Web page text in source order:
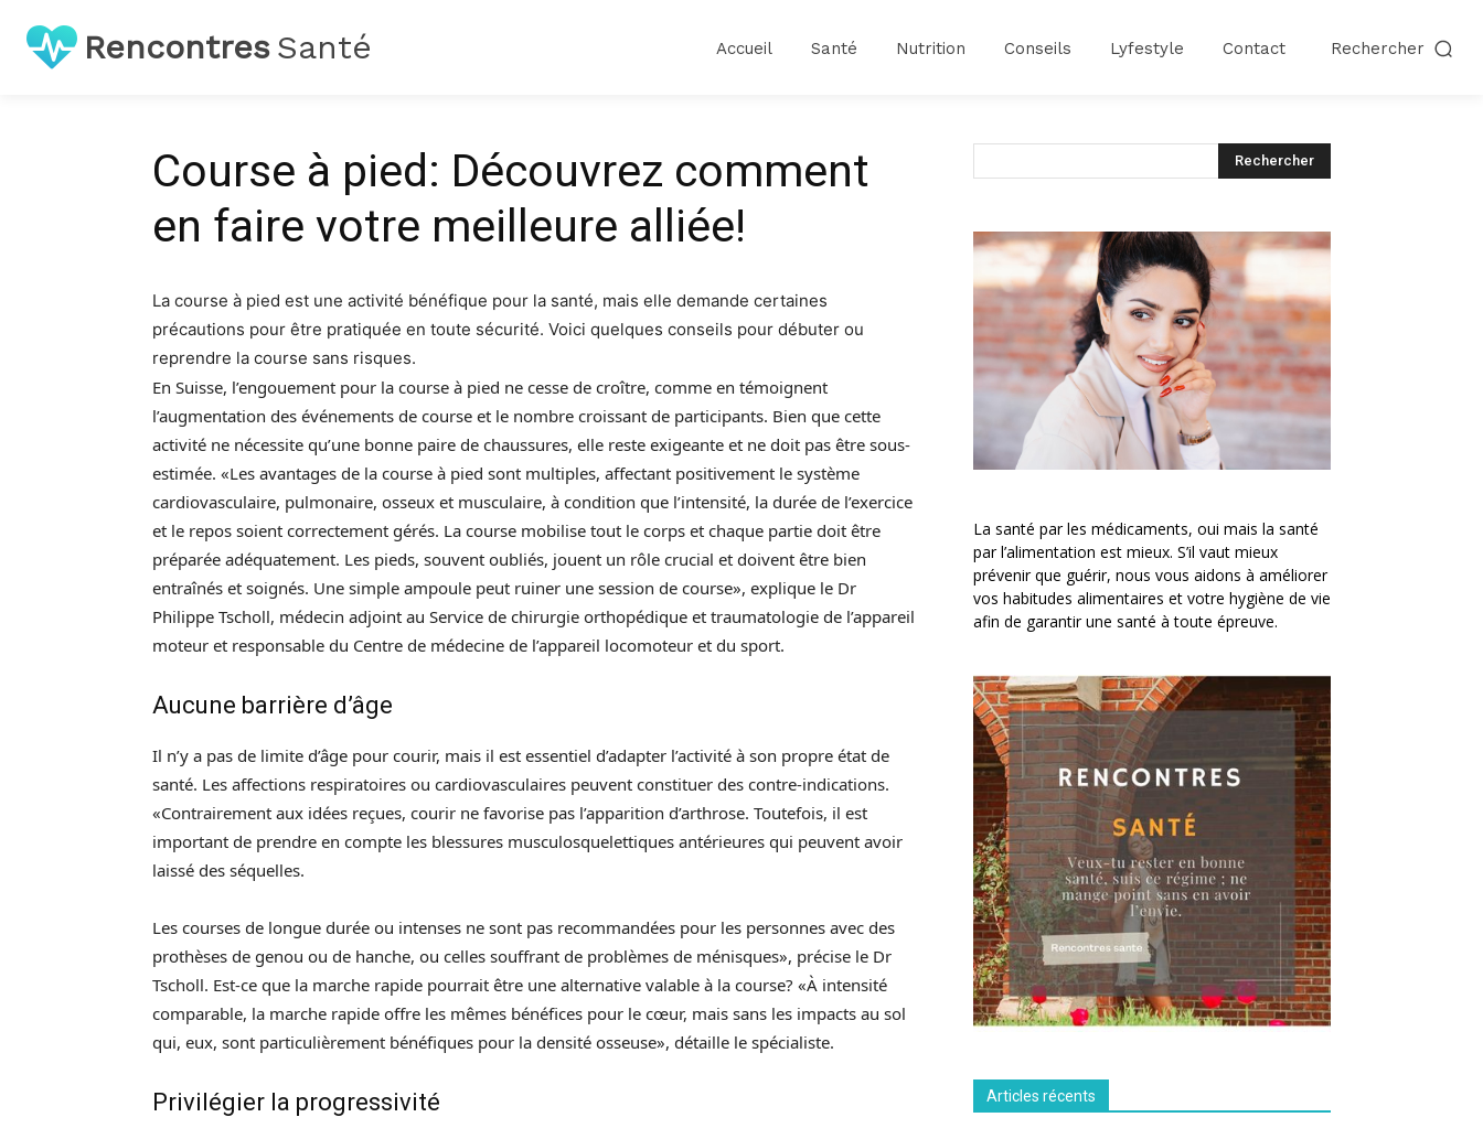
Rencontres Santé Accueil Santé Nutrition Conseils Lyfestyle Contact Rechercher
Course à pied: Découvrez comment
en faire votre meilleure alliée!
La course à pied est une activité bénéfique pour la santé, mais elle demande certaines
précautions pour être pratiquée en toute sécurité. Voici quelques conseils pour débuter ou
reprendre la course sans risques.
En Suisse, l’engouement pour la course à pied ne cesse de croître, comme en témoignent
l’augmentation des événements de course et le nombre croissant de participants. Bien que cette
activité ne nécessite qu’une bonne paire de chaussures, elle reste exigeante et ne doit pas être sous-
estimée. «Les avantages de la course à pied sont multiples, affectant positivement le système
cardiovasculaire, pulmonaire, osseux et musculaire, à condition que l’intensité, la durée de l’exercice
et le repos soient correctement gérés. La course mobilise tout le corps et chaque partie doit être
préparée adéquatement. Les pieds, souvent oubliés, jouent un rôle crucial et doivent être bien
entraînés et soignés. Une simple ampoule peut ruiner une session de course», explique le Dr
Philippe Tscholl, médecin adjoint au Service de chirurgie orthopédique et traumatologie de l’appareil
moteur et responsable du Centre de médecine de l’appareil locomoteur et du sport.
Aucune barrière d’âge
Il n’y a pas de limite d’âge pour courir, mais il est essentiel d’adapter l’activité à son propre état de
santé. Les affections respiratoires ou cardiovasculaires peuvent constituer des contre-indications.
«Contrairement aux idées reçues, courir ne favorise pas l’apparition d’arthrose. Toutefois, il est
important de prendre en compte les blessures musculosquelettiques antérieures qui peuvent avoir
laissé des séquelles.
Les courses de longue durée ou intenses ne sont pas recommandées pour les personnes avec des
prothèses de genou ou de hanche, ou celles souffrant de problèmes de ménisques», précise le Dr
Tscholl. Est-ce que la marche rapide pourrait être une alternative valable à la course? «À intensité
comparable, la marche rapide offre les mêmes bénéfices pour le cœur, mais sans les impacts au sol
qui, eux, sont particulièrement bénéfiques pour la densité osseuse», détaille le spécialiste.
Privilégier la progressivité
La santé par les médicaments, oui mais la santé
par l’alimentation est mieux. S’il vaut mieux
prévenir que guérir, nous vous aidons à améliorer
vos habitudes alimentaires et votre hygiène de vie
afin de garantir une santé à toute épreuve.
Articles récents